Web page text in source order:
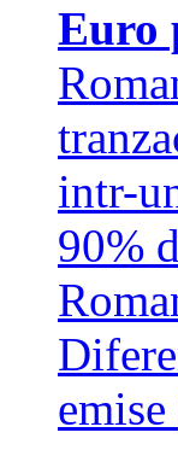
Euro
intr-
90%